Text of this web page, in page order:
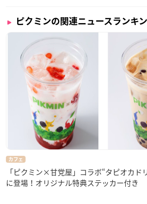
ピクミンの関連ニュースランキ
カフェ
「ピクミン×甘党屋」コラボ“タピオカド
に登場！オリジナル特典ステッカー付き